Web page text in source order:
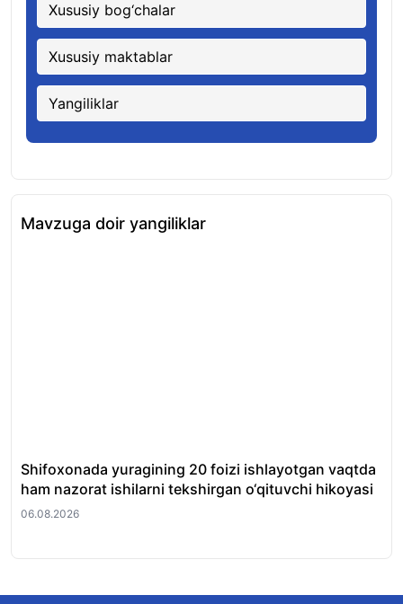
Xususiy bog‘chalar
Xususiy maktablar
Yangiliklar
Mavzuga doir yangiliklar
Shifoxonada yuragining 20 foizi ishlayotgan vaqtda
ham nazorat ishilarni tekshirgan o‘qituvchi hikoyasi
06.08.2026